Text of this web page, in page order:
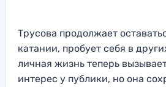
Трусова продолжает
катании, пробует себя в
личная жизнь теперь
интерес у публики, но она